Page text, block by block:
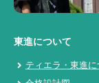
東進について
ティエラ・東進に